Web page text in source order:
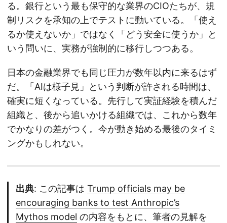
る。銀行という最も保守的な業界のCIOたちが、規
制リスクを承知の上でテストに動いている。「使え
るか使えないか」ではなく「どう安全に使うか」と
いう問いに、実務が強制的に移行しつつある。
日本の金融業界でも同じ圧力が数年以内に来るはず
だ。「AIは様子見」という判断が許される時間は、
確実に短くなっている。先行して実証経験を積んだ
組織と、後から追いかける組織では、これから数年
でかなりの差がつく。今が動き始める最後のタイミ
ングかもしれない。
出典: この記事は Trump officials may be
encouraging banks to test Anthropic’s
Mythos model の内容をもとに、筆者の見解を